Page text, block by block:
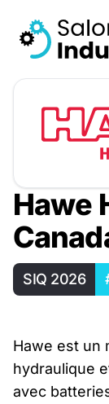
Hawe
SIQ 2026
Hawe est un
hydraulique
avec